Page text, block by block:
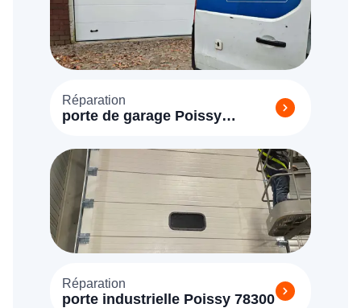
Réparation
porte de garage Poissy
Réparation
porte industrielle Poissy 78300